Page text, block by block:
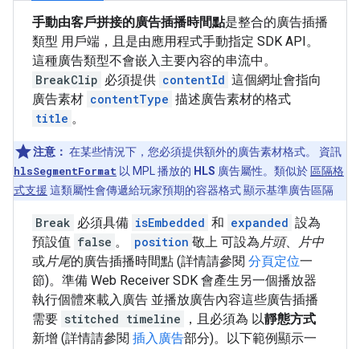
手動由客戶拼接的廣告插播時間點是整合的廣告插播
類型 用戶端，且是由應用程式手動指定 SDK API。
這種廣告類型不會嵌入主要內容的串流中。
BreakClip 必須提供 contentId 這個網址會指向
廣告素材 contentType 描述廣告素材的格式
title 。
注意： 在某些情況下，您必須提供額外的廣告素材格式。 資訊
hlsSegmentFormat 以 MPL 播放的 HLS 廣告屬性。類似於 區隔格
式支援 這類屬性會傳遞給玩家預期的容器格式 顯示基準廣告區隔
Break 必須具備 isEmbedded 和 expanded 設為
預設值 false 。 position 敬上 可設為片頭、
片中
或片尾的廣告插播時間點 (詳情請參閱 分頁定位一
節)。準備 Web Receiver SDK 會產生另一個播放器
執行個體來載入廣告 並播放廣告內容這些廣告插播
需要 stitched timeline ，且必須為 以靜態方式
新增 (詳情請參閱 插入廣告部分)。以下範例顯示一